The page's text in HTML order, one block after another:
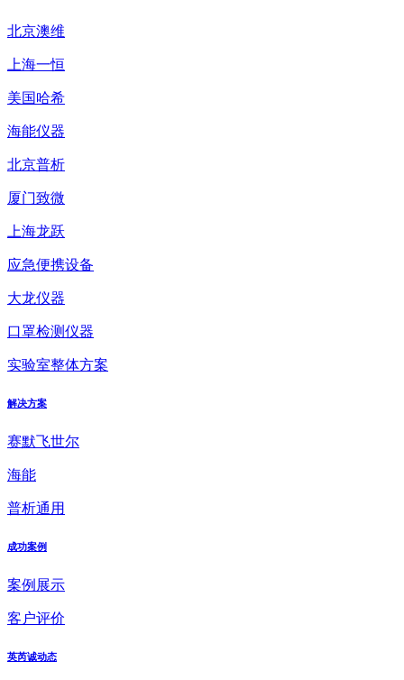
北京澳维
上海一恒
美国哈希
海能仪器
北京普析
厦门致微
上海龙跃
应急便携设备
大龙仪器
口罩检测仪器
实验室整体方案
解决方案
赛默飞世尔
海能
普析通用
成功案例
案例展示
客户评价
英芮诚动态